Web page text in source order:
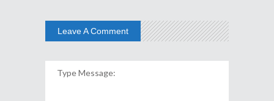
Leave A Comment